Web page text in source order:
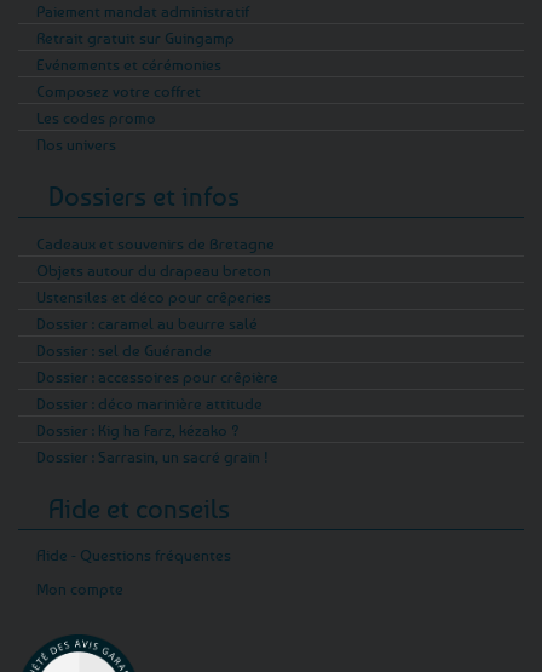
Paiement mandat administratif
Retrait gratuit sur Guingamp
Evénements et cérémonies
Composez votre coffret
Les codes promo
Nos univers
Dossiers et infos
Cadeaux et souvenirs de Bretagne
Objets autour du drapeau breton
Ustensiles et déco pour crêperies
Dossier : caramel au beurre salé
Dossier : sel de Guérande
Dossier : accessoires pour crêpière
Dossier : déco marinière attitude
Dossier : Kig ha Farz, kézako ?
Dossier : Sarrasin, un sacré grain !
Aide et conseils
Aide - Questions fréquentes
Mon compte